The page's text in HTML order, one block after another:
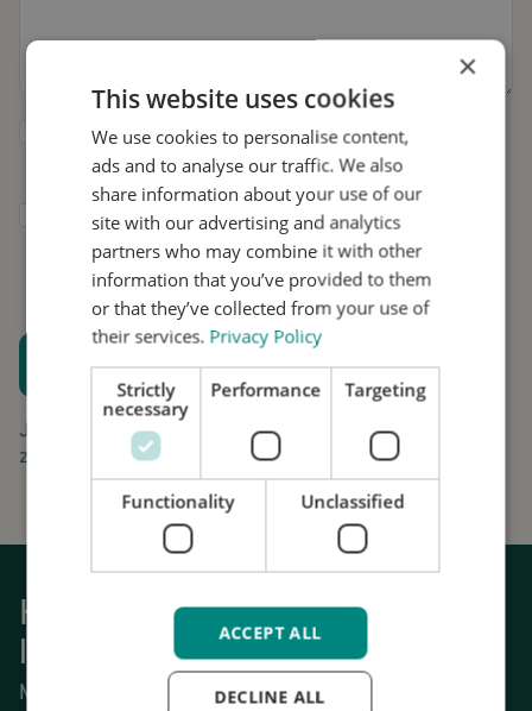
Ja, ik wil tips over de tremor en updates
over Stil ontvangen.
Ik geef Stil toestemming om mijn gegevens
te gebruiken voor onderzoek en
verspreiding, in overeenstemming met het
privacybeleid.*
Plan een proefpassing
Houd me op de hoogte
Jouw aanvraag is gratis en vrijblijvend. Wij gaan
zorgvuldig om met uw gegevens.
Krijg weer grip op het dagelijks
leven
Mechanische stabilisatie van tremor.
×
This website uses cookies
We use cookies to personalise content,
ads and to analyse our traffic. We also
share information about your use of our
site with our advertising and analytics
partners who may combine it with other
information that you’ve provided to them
or that they’ve collected from your use of
their services. Privacy Policy
Strictly
necessary
Performance Targeting
Functionality Unclassified
ACCEPT ALL
DECLINE ALL